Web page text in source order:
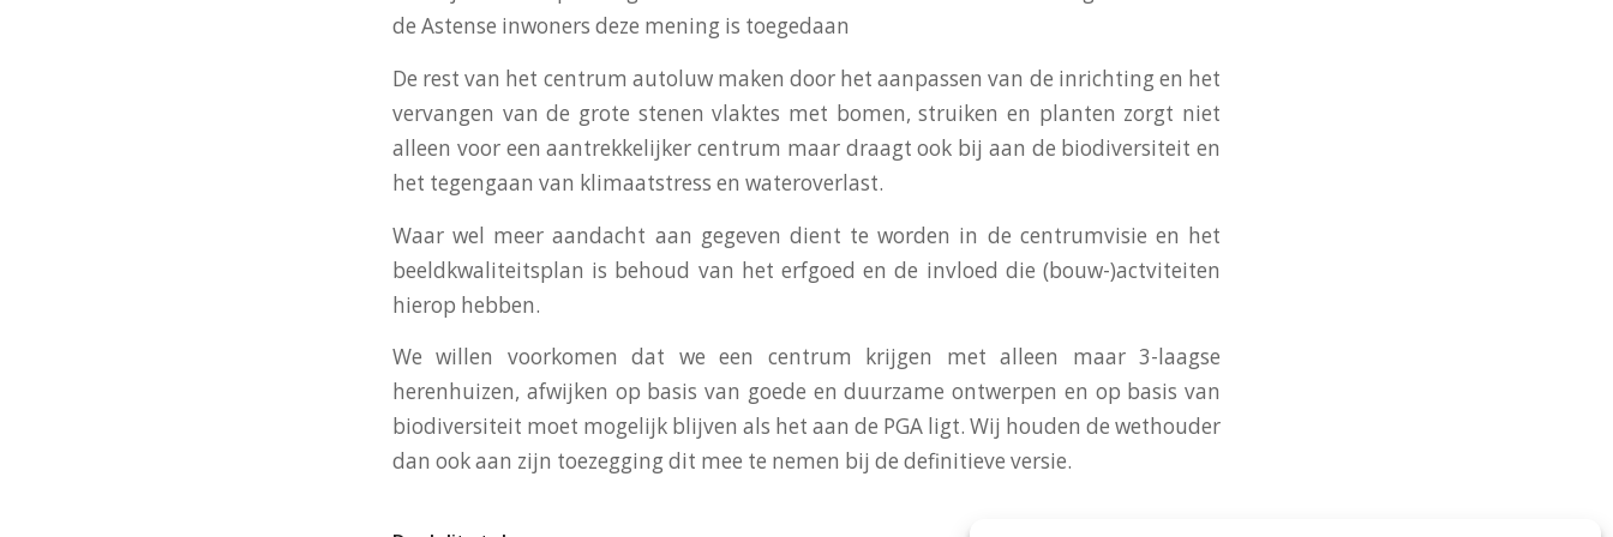
de Astense inwoners deze mening is toegedaan
De rest van het centrum autoluw maken door het aanpassen van de inrichting en het
vervangen van de grote stenen vlaktes met bomen, struiken en planten zorgt niet
alleen voor een aantrekkelijker centrum maar draagt ook bij aan de biodiversiteit en
het tegengaan van klimaatstress en wateroverlast.
Waar wel meer aandacht aan gegeven dient te worden in de centrumvisie en het
beeldkwaliteitsplan is behoud van het erfgoed en de invloed die (bouw-)actviteiten
hierop hebben.
We willen voorkomen dat we een centrum krijgen met alleen maar 3-laagse
herenhuizen, afwijken op basis van goede en duurzame ontwerpen en op basis van
biodiversiteit moet mogelijk blijven als het aan de PGA ligt. Wij houden de wethouder
dan ook aan zijn toezegging dit mee te nemen bij de definitieve versie.